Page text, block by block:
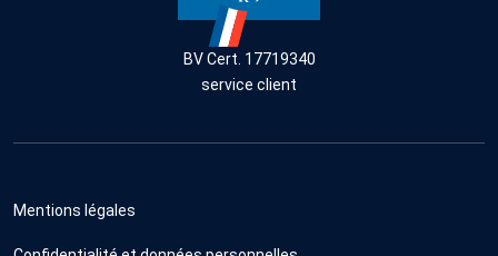
BV Cert. 17719340
service client
Mentions légales